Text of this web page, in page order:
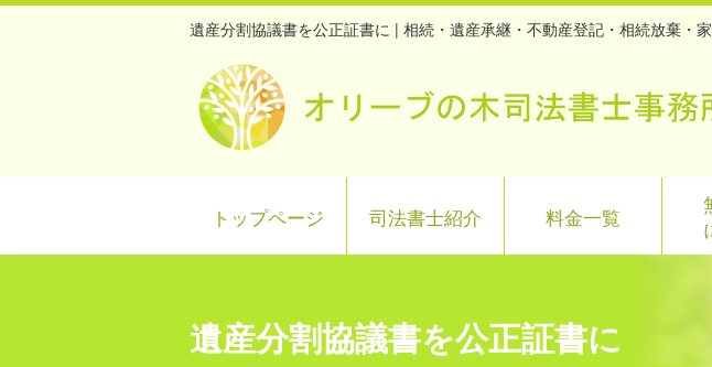
遺産分割協議書を公正証書に | 相続・遺産承継・不動産登記・相続放棄・
トップページ 司法書士紹介 料金一覧
遺産分割協議書を公正証書に